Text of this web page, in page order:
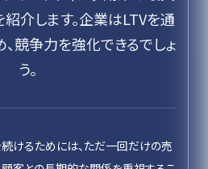
介します。企業はLTVを通
競争力を強化できるでしょ
う。
けるためには、ただ一回だけの売